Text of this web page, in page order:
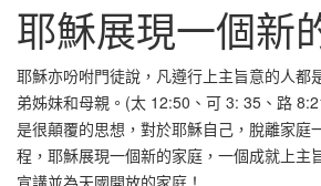
耶穌展現一個新
耶穌亦吩咐門徒說，凡遵行上主旨意的人都
弟姊妹和母親。(太 12:50、可 3: 35、路
是很顛覆的思想，對於耶穌自己，脫離家庭
程，耶穌展現一個新的家庭，一個成就上主
宣講並為天國開放的家庭！